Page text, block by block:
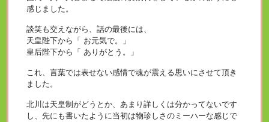
感じました。
談笑も交えながら、話の最後には、
天皇陛下から「 お元気で。」
皇后陛下から「 ありがとう。」
これ、言葉では表せない感情で魂が震える思いにさせて頂き
ました。
北川は天皇制がどうとか、あまり詳しくは分かってないです
し、先にも書いたように当初は物珍しさのミーハーな感じで